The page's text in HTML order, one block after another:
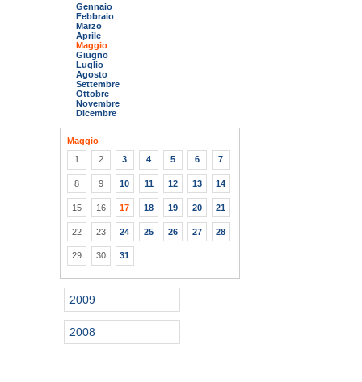
Gennaio
Febbraio
Marzo
Aprile
Maggio
Giugno
Luglio
Agosto
Settembre
Ottobre
Novembre
Dicembre
Maggio
1
2 3 4 5 6 7
8 9 10 11 12 13 14
15 16 17 18 19 20 21
22 23 24 25 26 27 28
29 30 31
2009
2008